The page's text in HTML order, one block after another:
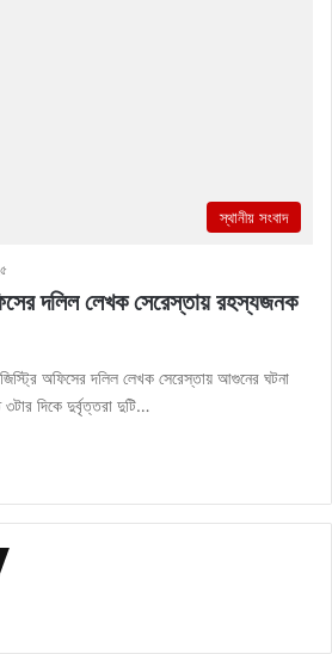
স্থানীয় সংবাদ
দলিল লেখক সেরেস্তায় রহস্যজনক
অফিসের দলিল লেখক সেরেস্তায় আগুনের ঘটনা
দিকে দুর্বৃত্তরা দুটি…